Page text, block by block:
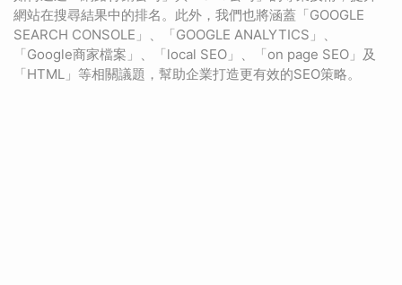
網站在搜尋結果中的排名。此外，我們也將涵蓋「GOOGLE
SEARCH CONSOLE」、「GOOGLE ANALYTICS」、
「Google商家檔案」、「local SEO」、「on page SEO」及
「HTML」等相關議題，幫助企業打造更有效的SEO策略。